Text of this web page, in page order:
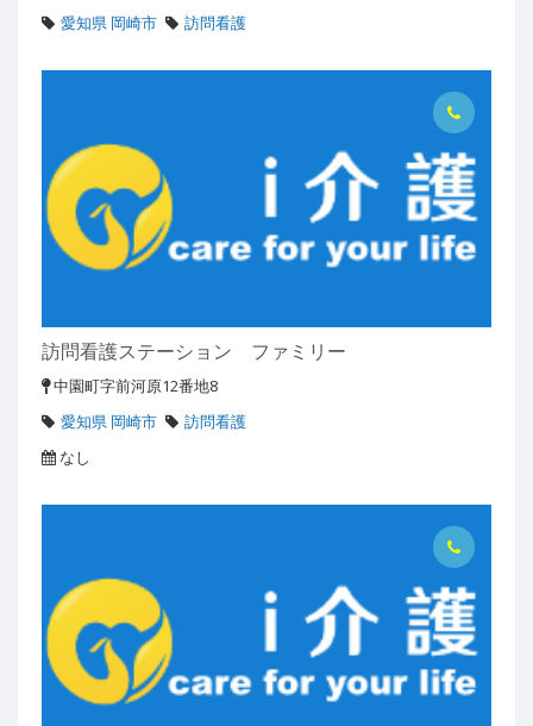
愛知県 岡崎市 訪問看護
訪問看護ステーション ファミリー
中園町字前河原12番地8
愛知県 岡崎市
訪問看護
なし